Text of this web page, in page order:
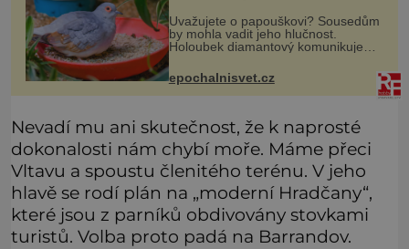
Uvažujete o papouškovi? Sousedům
by mohla vadit jeho hlučnost.
Holoubek diamantový komunikuje
roztomilý a hodí se i pro chovatele
začátečníky. Jedná se o nenároč
epochalnisvet.cz
Nevadí mu ani skutečnost, že k naprosté
dokonalosti nám chybí moře. Máme přeci
Vltavu a spoustu členitého terénu. V jeho
hlavě se rodí plán na „moderní Hradčany“,
které jsou z parníků obdivovány stovkami
turistů. Volba proto padá na Barrandov.